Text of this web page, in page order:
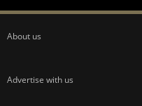
About us
Advertise with us